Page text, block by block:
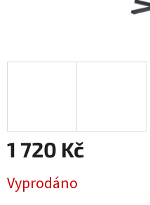
1 720 Kč
cena:
Vyprodáno